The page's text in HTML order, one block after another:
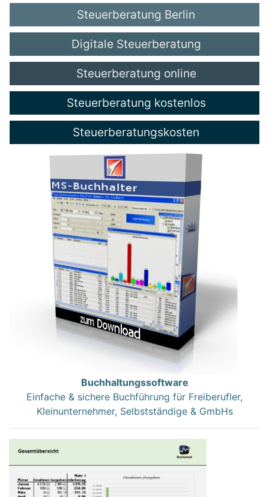
Steuerberatung Berlin
Digitale Steuerberatung
Steuerberatung online
Steuerberatung kostenlos
Steuerberatungskosten
Buchhaltungssoftware
Einfache & sichere Buchführung für Freiberufler,
Kleinunternehmer, Selbstständige & GmbHs